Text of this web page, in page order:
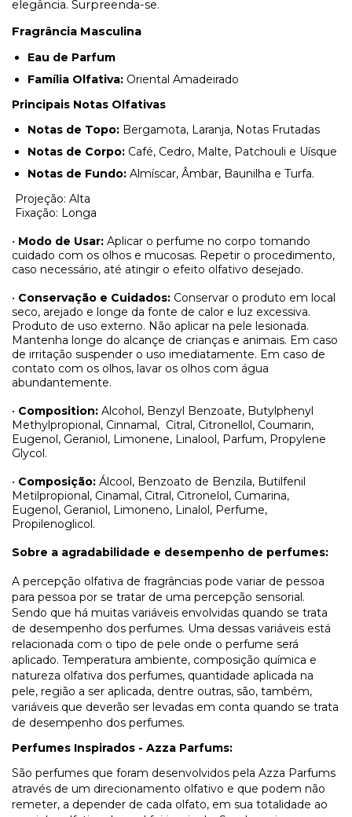
elegância. Surpreenda-se.
Fragrância Masculina
Eau de Parfum
Família Olfativa: Oriental Amadeirado
Principais Notas Olfativas
Notas de Topo: Bergamota, Laranja, Notas Frutadas
Notas de Corpo: Café, Cedro, Malte, Patchouli e Uísque
Notas de Fundo: Almíscar, Âmbar, Baunilha e Turfa.
Projeção: Alta
Fixação: Longa
• Modo de Usar: Aplicar o perfume no corpo tomando
cuidado com os olhos e mucosas. Repetir o procedimento,
caso necessário, até atingir o efeito olfativo desejado.
• Conservação e Cuidados: Conservar o produto em local
seco, arejado e longe da fonte de calor e luz excessiva.
Produto de uso externo. Não aplicar na pele lesionada.
Mantenha longe do alcançe de crianças e animais. Em caso
de irritação suspender o uso imediatamente. Em caso de
contato com os olhos, lavar os olhos com água
abundantemente.
• Composition: Alcohol, Benzyl Benzoate, Butylphenyl
Methylpropional, Cinnamal, Citral, Citronellol, Coumarin,
Eugenol, Geraniol, Limonene, Linalool, Parfum, Propylene
Glycol.
• Composição: Álcool, Benzoato de Benzila, Butilfenil
Metilpropional, Cinamal, Citral, Citronelol, Cumarina,
Eugenol, Geraniol, Limoneno, Linalol, Perfume,
Propilenoglicol.
Sobre a agradabilidade e desempenho de perfumes:
A percepção olfativa de fragrâncias pode variar de pessoa
para pessoa por se tratar de uma percepção sensorial.
Sendo que há muitas variáveis envolvidas quando se trata
de desempenho dos perfumes. Uma dessas variáveis está
relacionada com o tipo de pele onde o perfume será
aplicado. Temperatura ambiente, composição química e
natureza olfativa dos perfumes, quantidade aplicada na
pele, região a ser aplicada, dentre outras, são, também,
variáveis que deverão ser levadas em conta quando se trata
de desempenho dos perfumes.
Perfumes Inspirados - Azza Parfums:
São perfumes que foram desenvolvidos pela Azza Parfums
através de um direcionamento olfativo e que podem não
remeter, a depender de cada olfato, em sua totalidade ao